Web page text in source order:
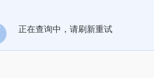
正在查询中，请刷新重试